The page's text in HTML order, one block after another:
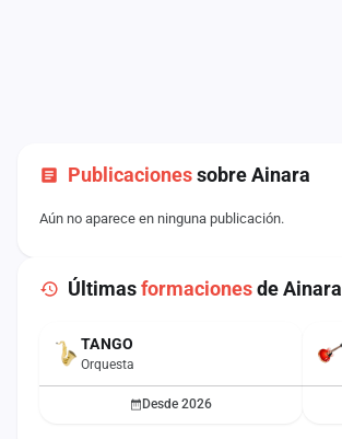
Publicacionessobre Ainara
Aún no aparece en ninguna publicación.
Últimasformacionesde Ainara
ACTUALTANGO
Orquesta
Desde 2026